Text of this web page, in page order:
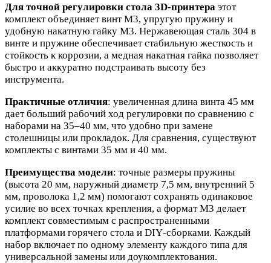
Для точной регулировки стола 3D‑принтера этот
комплект объединяет винт М3, упругую пружину и
удобную накатную гайку М3. Нержавеющая сталь 304 в
винте и пружине обеспечивает стабильную жесткость и
стойкость к коррозии, а медная накатная гайка позволяет
быстро и аккуратно подстраивать высоту без
инструмента.
Практичные отличия: увеличенная длина винта 45 мм
дает больший рабочий ход регулировки по сравнению с
наборами на 35–40 мм, что удобно при замене
столешницы или прокладок. Для сравнения, существуют
комплекты с винтами 35 мм и 40 мм.
Преимущества модели: точные размеры пружины
(высота 20 мм, наружный диаметр 7,5 мм, внутренний 5
мм, проволока 1,2 мм) помогают сохранять одинаковое
усилие во всех точках крепления, а формат М3 делает
комплект совместимым с распространенными
платформами горячего стола и DIY‑сборками. Каждый
набор включает по одному элементу каждого типа для
универсальной замены или доукомплектования.